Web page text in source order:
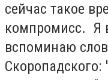
сейчас такое
компромисс. Я
вспоминаю